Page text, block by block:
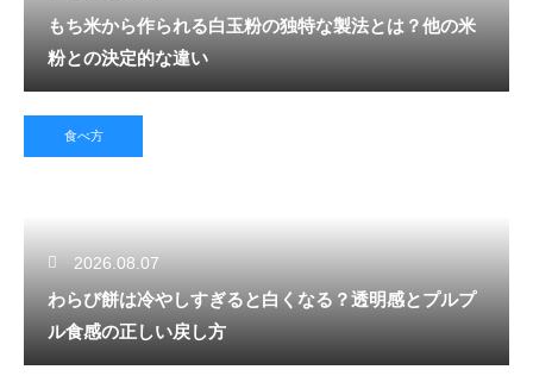
もち米から作られる白玉粉の独特な製法とは？他の米
粉との決定的な違い
食べ方
2026.08.07
わらび餅は冷やしすぎると白くなる？透明感とプルプ
ル食感の正しい戻し方